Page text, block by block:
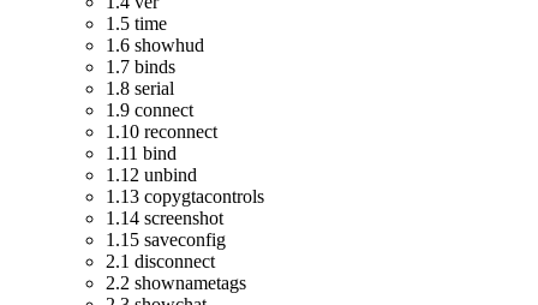
1.5 time
1.6 showhud
1.7 binds
1.8 serial
1.9 connect
1.10 reconnect
1.11 bind
1.12 unbind
1.13 copygtacontrols
1.14 screenshot
1.15 saveconfig
2.1 disconnect
2.2 shownametags